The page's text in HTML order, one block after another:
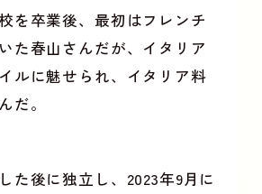
を卒業後、最初はフレンチ
た春山さんだが、イタリア
ルに魅せられ、イタリア料
だ。
た後に独立し、2023年9月に